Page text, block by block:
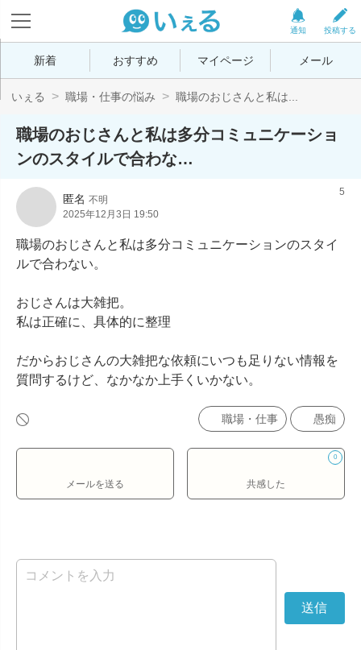
投稿する
通知
新着 おすすめ マイページ メール
いぇる 職場・仕事の悩み 職場のおじさんと私は...
職場のおじさんと私は多分コミュニケーショ
ンのスタイルで合わな…
匿名 不明
2025年12月3日 19:50
5
職場のおじさんと私は多分コミュニケーションのスタイ
ルで合わない。
おじさんは大雑把。
私は正確に、具体的に整理
だからおじさんの大雑把な依頼にいつも足りない情報を
質問するけど、なかなか上手くいかない。
職場・仕事 愚痴
メールを送る
0
共感した